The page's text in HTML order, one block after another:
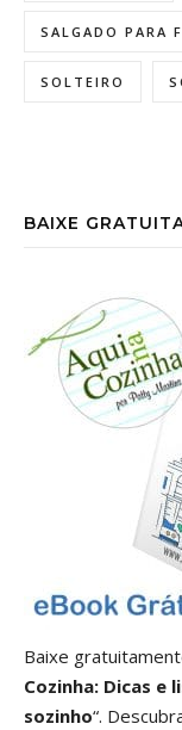
SALGADO PARA
SOLTEIRO
BAIXE
Baixe
Cozinha: Dicas e
sozinho“.